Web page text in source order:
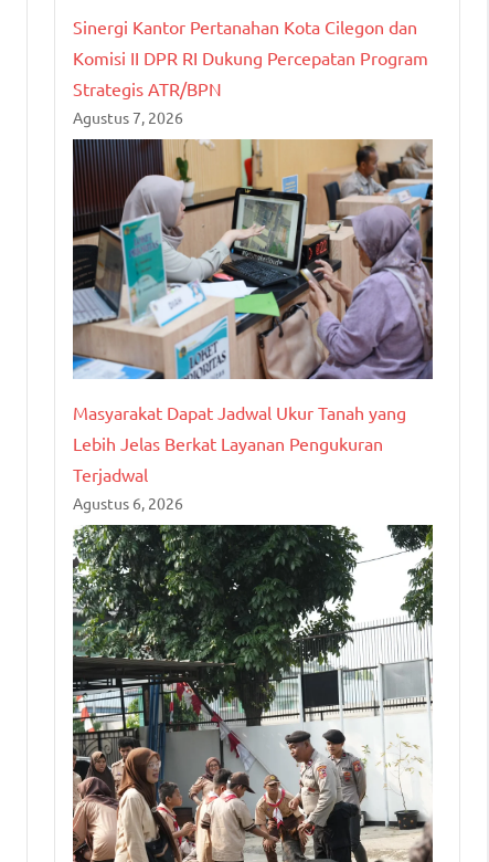
Sinergi Kantor Pertanahan Kota Cilegon dan
Komisi II DPR RI Dukung Percepatan Program
Strategis ATR/BPN
Agustus 7, 2026
Masyarakat Dapat Jadwal Ukur Tanah yang
Lebih Jelas Berkat Layanan Pengukuran
Terjadwal
Agustus 6, 2026